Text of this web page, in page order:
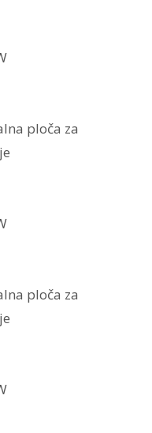
ploča za
ploča za